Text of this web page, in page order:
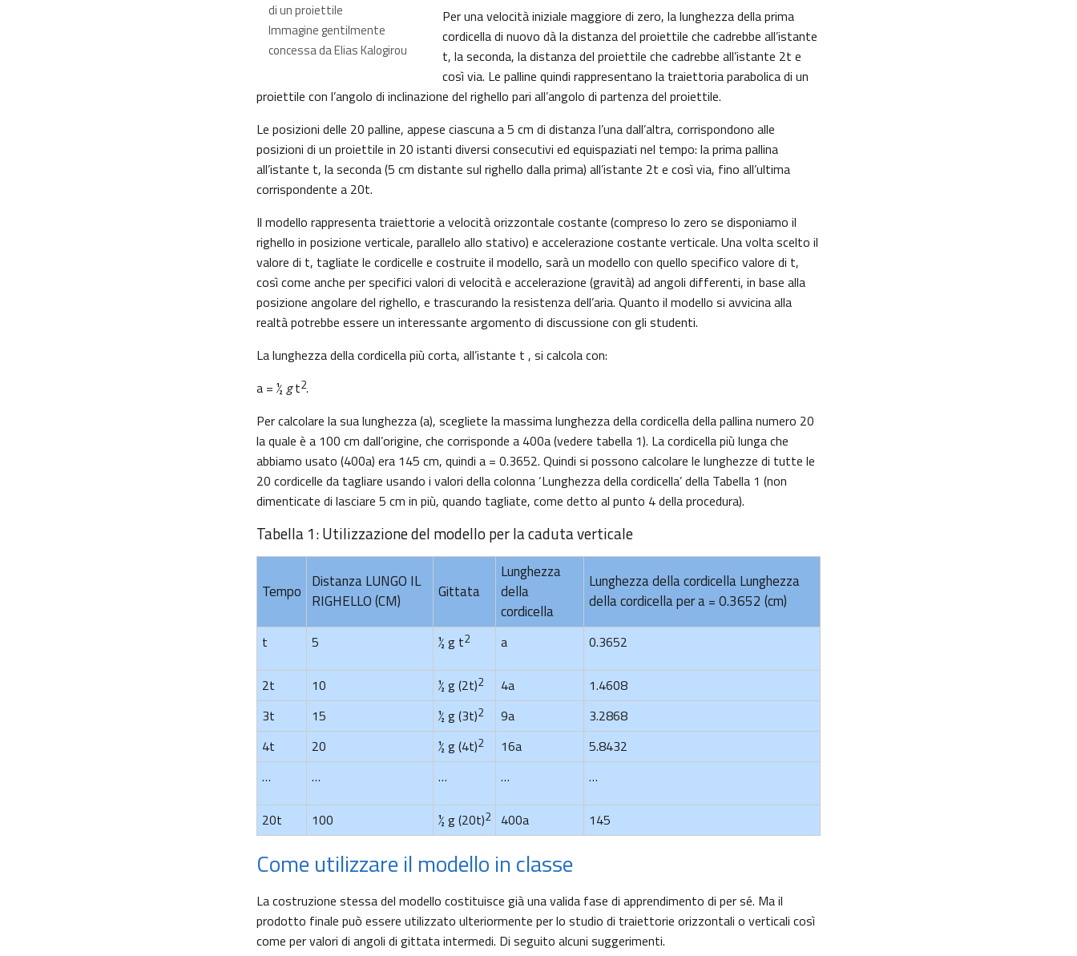
di un proiettile
Immagine gentilmente
concessa da Elias Kalogirou
Per una velocità iniziale maggiore di zero, la lunghezza della prima
cordicella di nuovo dà la distanza del proiettile che cadrebbe all’istante
t, la seconda, la distanza del proiettile che cadrebbe all’istante 2t e
così via. Le palline quindi rappresentano la traiettoria parabolica di un
proiettile con l’angolo di inclinazione del righello pari all’angolo di partenza del proiettile.
Le posizioni delle 20 palline, appese ciascuna a 5 cm di distanza l’una dall’altra, corrispondono alle
posizioni di un proiettile in 20 istanti diversi consecutivi ed equispaziati nel tempo: la prima pallina
all’istante t, la seconda (5 cm distante sul righello dalla prima) all’istante 2t e così via, fino all’ultima
corrispondente a 20t.
Il modello rappresenta traiettorie a velocità orizzontale costante (compreso lo zero se disponiamo il
righello in posizione verticale, parallelo allo stativo) e accelerazione costante verticale. Una volta scelto il
valore di t, tagliate le cordicelle e costruite il modello, sarà un modello con quello specifico valore di t,
così come anche per specifici valori di velocità e accelerazione (gravità) ad angoli differenti, in base alla
posizione angolare del righello, e trascurando la resistenza dell’aria. Quanto il modello si avvicina alla
realtà potrebbe essere un interessante argomento di discussione con gli studenti.
La lunghezza della cordicella più corta, all’istante t , si calcola con:
a = ½ gt2.
Per calcolare la sua lunghezza (a), scegliete la massima lunghezza della cordicella della pallina numero 20
la quale è a 100 cm dall’origine, che corrisponde a 400a (vedere tabella 1). La cordicella più lunga che
abbiamo usato (400a) era 145 cm, quindi a = 0.3652. Quindi si possono calcolare le lunghezze di tutte le
20 cordicelle da tagliare usando i valori della colonna ‘Lunghezza della cordicella’ della Tabella 1 (non
dimenticate di lasciare 5 cm in più, quando tagliate, come detto al punto 4 della procedura).
Tabella 1: Utilizzazione del modello per la caduta verticale
Tempo Distanza LUNGO IL
RIGHELLO (CM)
Gittata
Lunghezza
della
cordicella
Lunghezza della cordicella Lunghezza
della cordicella per a = 0.3652 (cm)
t 5 ½ g t2 a 0.3652
2t 10 ½ g (2t)2 4a
1.4608
3t
15 ½ g (3t)2 9a
3.2868
4t
20 ½ g (4t)2 16a
5.8432
…
… … … …
20t 100 ½ g (20t)2 400a 145
Come utilizzare il modello in classe
La costruzione stessa del modello costituisce già una valida fase di apprendimento di per sé. Ma il
prodotto finale può essere utilizzato ulteriormente per lo studio di traiettorie orizzontali o verticali così
come per valori di angoli di gittata intermedi. Di seguito alcuni suggerimenti.